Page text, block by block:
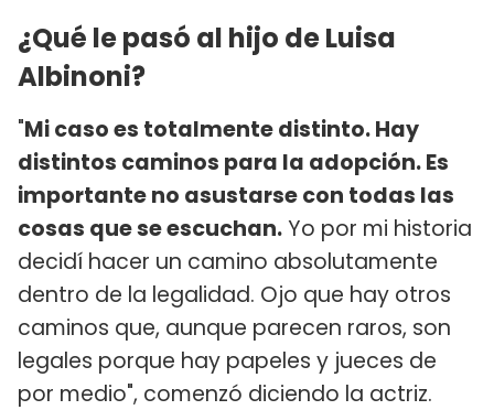
¿Qué le pasó al hijo de Luisa
Albinoni?
"Mi caso es totalmente distinto. Hay
distintos caminos para la adopción. Es
importante no asustarse con todas las
cosas que se escuchan.Yo por mi historia
decidí hacer un camino absolutamente
dentro de la legalidad. Ojo que hay otros
caminos que, aunque parecen raros, son
legales porque hay papeles y jueces de
por medio", comenzó diciendo la actriz.